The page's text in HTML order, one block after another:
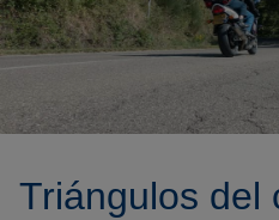
Triángulos del